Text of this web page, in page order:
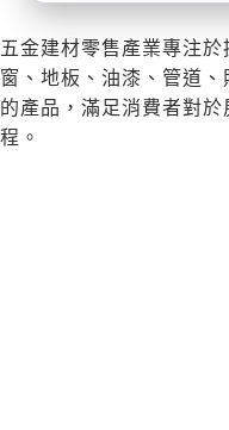
五金建材零售產業專注
窗、地板、油漆、管道
的產品，滿足消費者對
程。